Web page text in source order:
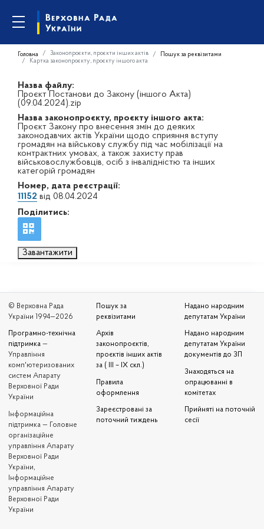
Головна Законопроєкти, проєкти інших актів
Пошук за реквізитами
Картка законопроєкту, проєкту іншого акта
Назва файлу:
Проєкт Постанови до Закону (іншого Акта)
(09.04.2024).zip
Назва законопроєкту, проєкту іншого акта:
Проєкт Закону про внесення змін до деяких
законодавчих актів України щодо сприяння вступу
громадян на військову службу під час мобілізації на
контрактних умовах, а також захисту прав
військовослужбовців, осіб з інвалідністю та інших
категорій громадян
Номер, дата реєстрації:
11152 від 08.04.2024
Поділитись:
Завантажити
© Верховна Рада
України 1994—2026
Програмно-технічна
підтримка —
Управління
комп'ютеризованих
систем Апарату
Верховної Ради
України
Iнформаційна
підтримка — Головне
організаційне
управління Апарату
Верховної Ради
України,
Інформаційне
управління Апарату
Верховної Ради
України
Пошук за
реквізитами
Архів
законопроєктів,
проєктів інших актів
за ( III – IX скл.)
Правила
оформлення
Зареєстровані за
поточний тиждень
Надано народним
депутатам України
Надано народним
депутатам України
документів до ЗП
Знаходяться на
опрацюванні в
комітетах
Прийняті на поточній
сесії